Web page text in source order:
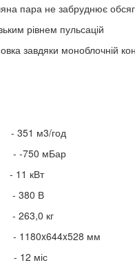
не забруднює обсяг,
рівнем пульсацій
моноблочній
м3/год
мБар
кВт
В
кг
мм
міс